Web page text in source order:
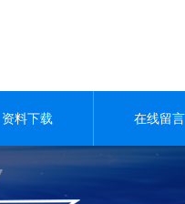
资料下载 在线留言